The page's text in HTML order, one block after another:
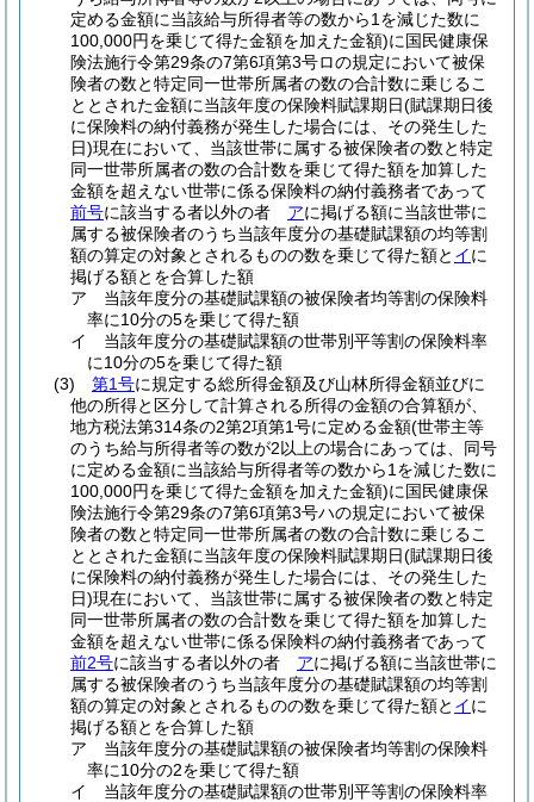
定める金額に当該給与所得者等の数から1を減じた数に
100,000円を乗じて得た金額を加えた金額)に国民健康保
険法施行令第29条の7第6項第3号ロの規定において被保
険者の数と特定同一世帯所属者の数の合計数に乗じるこ
ととされた金額に当該年度の保険料賦課期日(賦課期日後
に保険料の納付義務が発生した場合には、その発生した
日)現在において、当該世帯に属する被保険者の数と特定
同一世帯所属者の数の合計数を乗じて得た額を加算した
金額を超えない世帯に係る保険料の納付義務者であって
前号に該当する者以外の者 アに掲げる額に当該世帯に
属する被保険者のうち当該年度分の基礎賦課額の均等割
額の算定の対象とされるものの数を乗じて得た額と イに
掲げる額とを合算した額
ア
当該年度分の基礎賦課額の被保険者均等割の保険料
率に10分の5を乗じて得た額
イ
当該年度分の基礎賦課額の世帯別平等割の保険料率
に10分の5を乗じて得た額
(3)
第1号に規定する総所得金額及び山林所得金額並びに
他の所得と区分して計算される所得の金額の合算額が、
地方税法第314条の2第2項第1号に定める金額(世帯主等
のうち給与所得者等の数が2以上の場合にあっては、同号
に定める金額に当該給与所得者等の数から1を減じた数に
100,000円を乗じて得た金額を加えた金額)に国民健康保
険法施行令第29条の7第6項第3号ハの規定において被保
険者の数と特定同一世帯所属者の数の合計数に乗じるこ
ととされた金額に当該年度の保険料賦課期日(賦課期日後
に保険料の納付義務が発生した場合には、その発生した
日)現在において、当該世帯に属する被保険者の数と特定
同一世帯所属者の数の合計数を乗じて得た額を加算した
金額を超えない世帯に係る保険料の納付義務者であって
前2号に該当する者以外の者 アに掲げる額に当該世帯に
属する被保険者のうち当該年度分の基礎賦課額の均等割
額の算定の対象とされるものの数を乗じて得た額と イに
掲げる額とを合算した額
ア
当該年度分の基礎賦課額の被保険者均等割の保険料
率に10分の2を乗じて得た額
イ
当該年度分の基礎賦課額の世帯別平等割の保険料率